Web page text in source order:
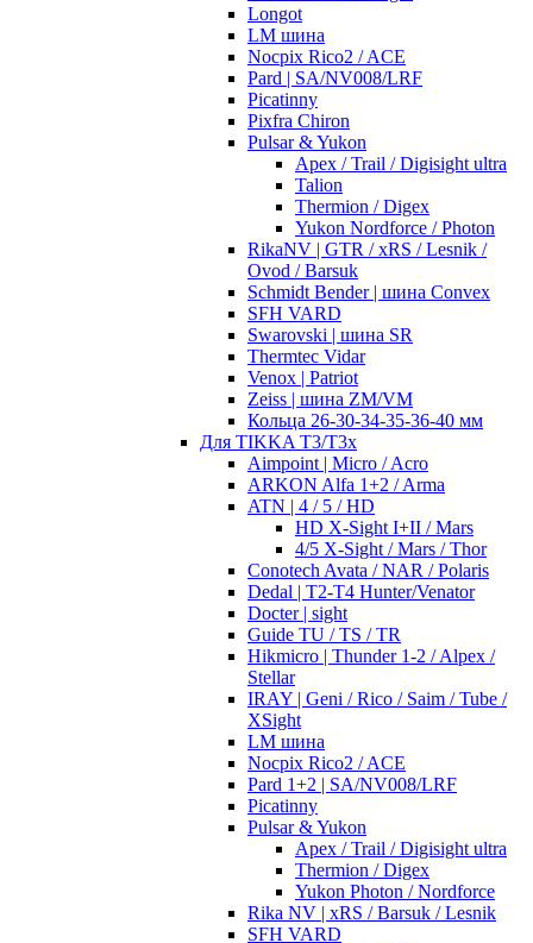
Longot
LM шина
Nocpix Rico2 / ACE
Pard | SA/NV008/LRF
Picatinny
Pixfra Chiron
Pulsar & Yukon
Apex / Trail / Digisight ultra
Talion
Thermion / Digex
Yukon Nordforce / Photon
RikaNV | GTR / xRS / Lesnik /
Ovod / Barsuk
Schmidt Bender | шина Convex
SFH VARD
Swarovski | шина SR
Thermtec Vidar
Venox | Patriot
Zeiss | шина ZM/VM
Кольца 26-30-34-35-36-40 мм
Для TIKKA T3/T3x
Aimpoint | Micro / Acro
ARKON Alfa 1+2 / Arma
ATN | 4 / 5 / HD
HD X-Sight I+II / Mars
4/5 X-Sight / Mars / Thor
Conotech Avata / NAR / Polaris
Dedal | T2-T4 Hunter/Venator
Docter | sight
Guide TU / TS / TR
Hikmicro | Thunder 1-2 / Alpex /
Stellar
IRAY | Geni / Rico / Saim / Tube /
XSight
LM шина
Nocpix Rico2 / ACE
Pard 1+2 | SA/NV008/LRF
Picatinny
Pulsar & Yukon
Apex / Trail / Digisight ultra
Thermion / Digex
Yukon Photon / Nordforce
Rika NV | xRS / Barsuk / Lesnik
SFH VARD